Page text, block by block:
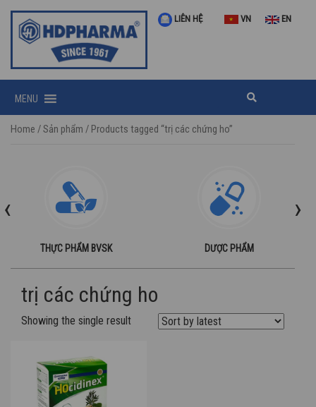
LIÊN HỆ VN EN
MENU
Home /Sản phẩm / Products tagged “trị các chứng ho”
THỰC PHẨM BVSK DƯỢC PHẨM
‹ ›
trị các chứng ho
Showing the single result